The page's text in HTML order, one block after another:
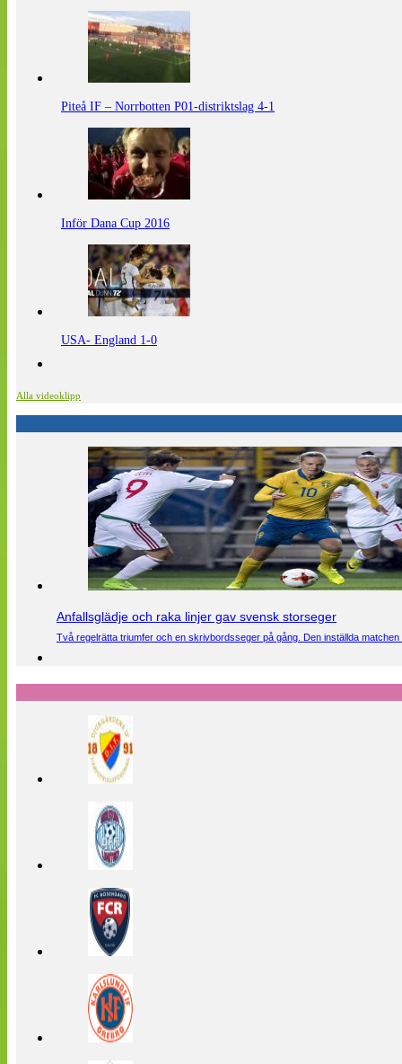
Piteå IF – Norrbotten P01-distriktslag 4-1
Inför Dana Cup 2016
USA- England 1-0
Alla videoklipp
Anfallsglädje och raka linjer gav svensk storseger
Två regelrätta triumfer och en skrivbordsseger på gång. Den inställda